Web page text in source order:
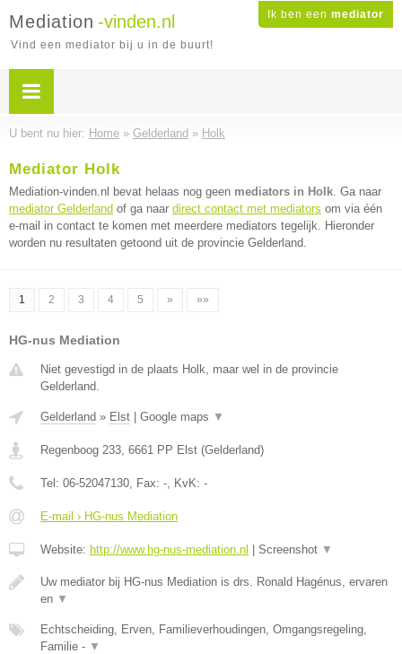
Ik ben een mediator
Mediation -vinden.nl
Vind een mediator bij u in de buurt!
U bent nu hier: Home » Gelderland » Holk
Mediator Holk
Mediation-vinden.nl bevat helaas nog geen mediators in Holk. Ga naar
mediator Gelderland of ga naar direct contact met mediators om via één
e-mail in contact te komen met meerdere mediators tegelijk. Hieronder
worden nu resultaten getoond uit de provincie Gelderland.
1 2 3 4 5 » »»
HG-nus Mediation
Niet gevestigd in de plaats Holk, maar wel in de provincie
Gelderland.
Gelderland » Elst Google maps ▼
Regenboog 233, 6661 PP Elst (Gelderland)
Tel: 06-52047130, Fax: -, KvK: -
E-mail › HG-nus Mediation
Website: http://www.hg-nus-mediation.nl Screenshot ▼
Uw mediator bij HG-nus Mediation is drs. Ronald Hagénus, ervaren
en ▼
Echtscheiding, Erven, Familieverhoudingen, Omgangsregeling,
Familie - ▼